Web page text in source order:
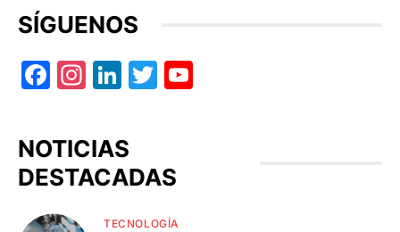
SÍGUENOS
Facebook
Instagram
LinkedIn
Twitter
NOTICIAS
DESTACADAS
TECNOLOGÍA